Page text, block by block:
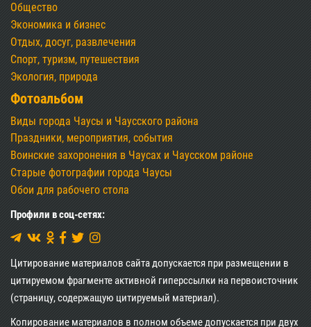
Общество
Экономика и бизнес
Отдых, досуг, развлечения
Спорт, туризм, путешествия
Экология, природа
Фотоальбом
Виды города Чаусы и Чаусского района
Праздники, мероприятия, события
Воинские захоронения в Чаусах и Чаусском районе
Старые фотографии города Чаусы
Обои для рабочего стола
Профили в соц-сетях:
Цитирование материалов сайта допускается при размещении в
цитируемом фрагменте активной гиперссылки на первоисточник
(страницу, содержащую цитируемый материал).
Копирование материалов в полном объеме допускается при двух